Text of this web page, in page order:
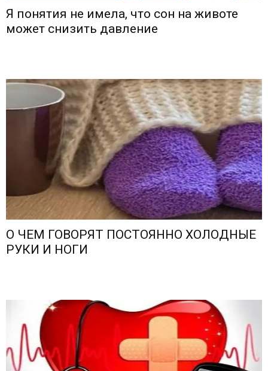
Я понятия не имела, что сон на животе
может снизить давление
О ЧЕМ ГОВОРЯТ ПОСТОЯННО ХОЛОДНЫЕ
РУКИ И НОГИ